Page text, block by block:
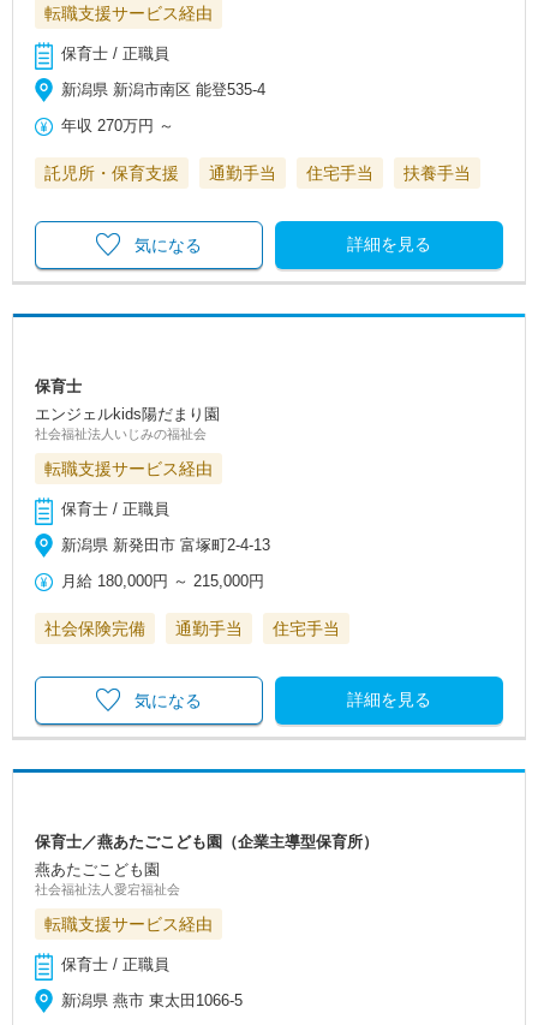
転職支援サービス経由
保育士 / 正職員
新潟県 新潟市南区 能登535-4
年収 270万円 ～
託児所・保育支援 通勤手当 住宅手当 扶養手当
詳細を見る
気になる
保育士
エンジェルkids陽だまり園
社会福祉法人いじみの福祉会
転職支援サービス経由
保育士 / 正職員
新潟県 新発田市 富塚町2-4-13
月給 180,000円 ～ 215,000円
社会保険完備 通勤手当 住宅手当
詳細を見る
気になる
保育士／燕あたごこども園（企業主導型保育所）
燕あたごこども園
社会福祉法人愛宕福祉会
転職支援サービス経由
保育士 / 正職員
新潟県 燕市 東太田1066-5